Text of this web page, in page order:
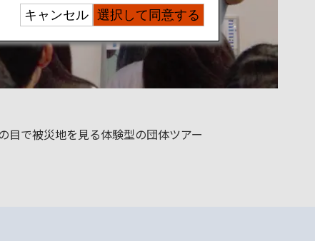
目で被災地を見る体験型の団体ツアー
選択して同意する
キャンセル